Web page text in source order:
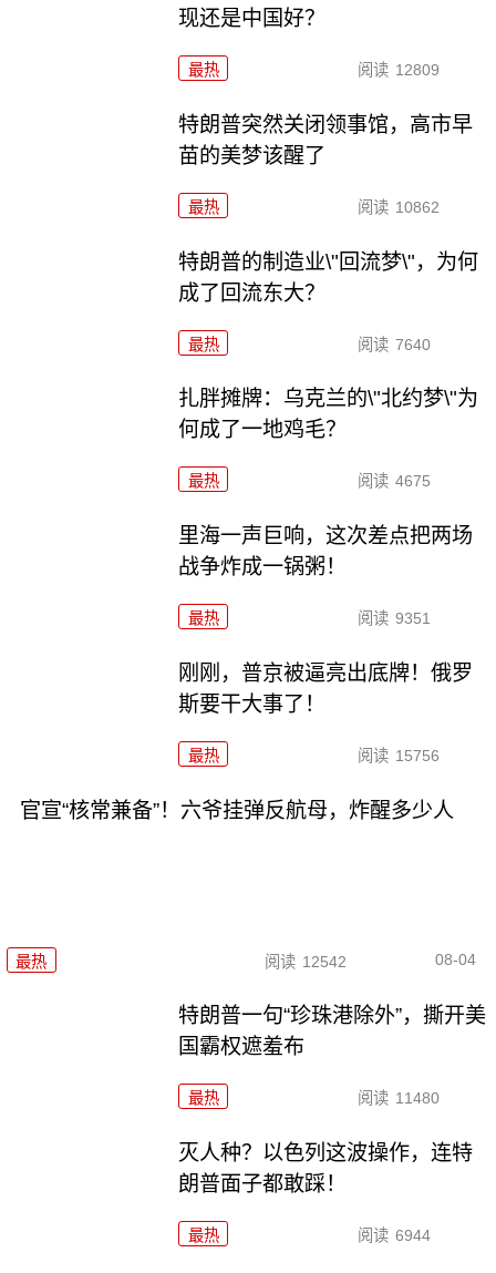
现还是中国好？
最热 阅读 12809
特朗普突然关闭领事馆，高市早
苗的美梦该醒了
最热 阅读 10862
特朗普的制造业\"回流梦\"，为何
成了回流东大？
最热 阅读 7640
扎胖摊牌：乌克兰的\"北约梦\"为
何成了一地鸡毛？
最热 阅读 4675
里海一声巨响，这次差点把两场
战争炸成一锅粥！
最热 阅读 9351
刚刚，普京被逼亮出底牌！俄罗
斯要干大事了！
最热 阅读 15756
官宣“核常兼备”！六爷挂弹反航母，炸醒多少人
最热 阅读 12542 08-04
特朗普一句“珍珠港除外”，撕开美
国霸权遮羞布
最热 阅读 11480
灭人种？以色列这波操作，连特
朗普面子都敢踩！
最热 阅读 6944